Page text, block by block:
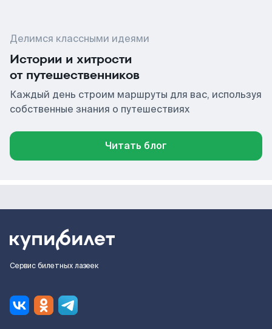
Делимся классными идеями
Истории и хитрости
от путешественников
Каждый день строим маршруты для вас, используя
собственные знания о путешествиях
Читать блог
Сервис билетных лазеек